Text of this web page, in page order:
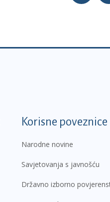
Korisne poveznice
Narodne novine
Savjetovanja s javnošću
Državno izborno